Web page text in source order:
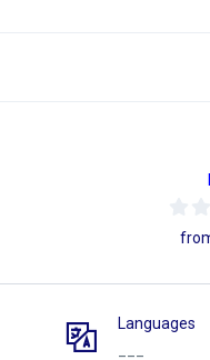
Languages